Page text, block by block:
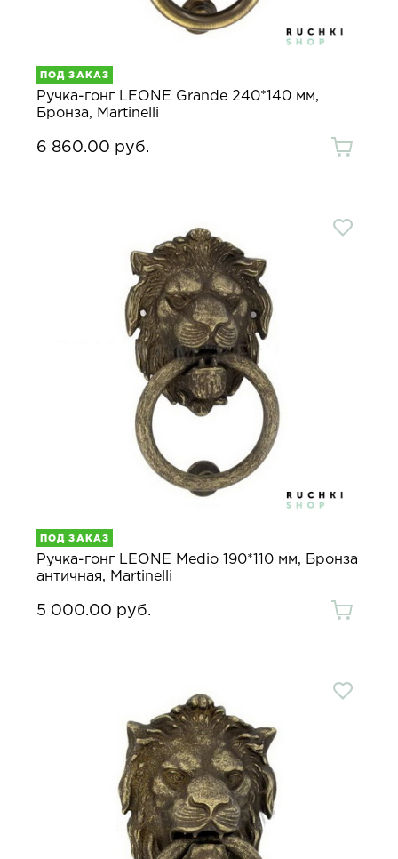
ПОД ЗАКАЗ
Ручка-гонг LEONE Grande 240*140 мм,
Бронза, Martinelli
6 860.00 руб.
ПОД ЗАКАЗ
Ручка-гонг LEONE Medio 190*110 мм, Бронза
античная, Martinelli
5 000.00 руб.